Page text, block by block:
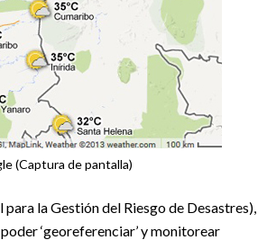
(Captura de pantalla)
la Gestión del Riesgo de Desastres),
‘georeferenciar’ y monitorear